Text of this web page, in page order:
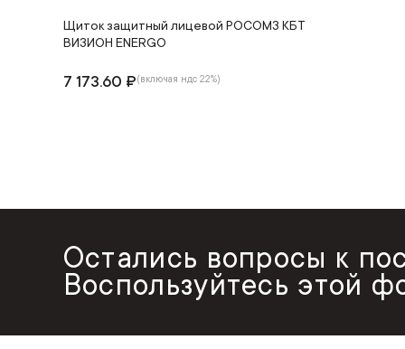
Щиток защитный лицевой РОСОМЗ КБТ
ВИЗИОН ENERGO
7 173.60 ₽(включая ндс 22%)
Остались вопросы к
Воспользуйтесь этой